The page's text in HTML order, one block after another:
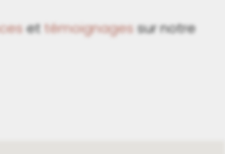
ettémoignagessur notre